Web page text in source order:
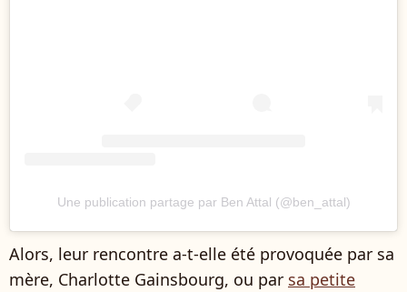
Une publication partage par Ben Attal (@ben_attal)
Alors, leur rencontre a-t-elle été provoquée par sa
mère, Charlotte Gainsbourg, ou par sa petite